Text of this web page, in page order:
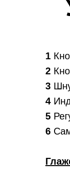
1
2
3
4
5
6